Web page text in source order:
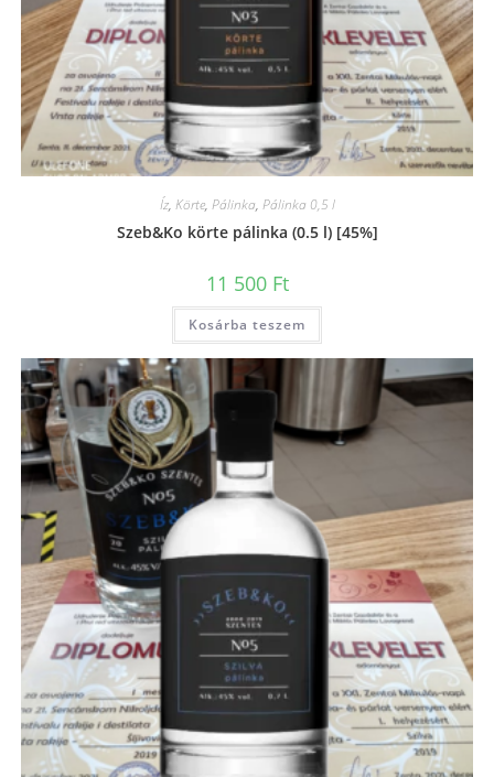
Íz, Körte, Pálinka, Pálinka 0,5 l
Szeb&Ko körte pálinka (0.5 l) [45%]
11 500 Ft
Kosárba teszem